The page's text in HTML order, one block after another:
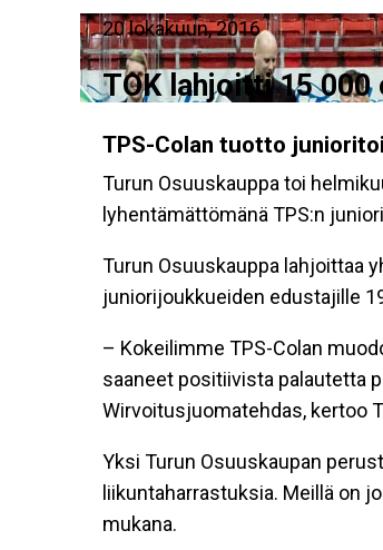
20 lokakuun, 2016
TOK lahjoitti 15 000
TPS-Colan tuotto
Turun Osuuskauppa toi
lyhentämättömänä TPS:n
Turun Osuuskauppa lahjoittaa
juniorijoukkueiden edustajille
– Kokeilimme TPS-Colan
saaneet positiivista palautetta
Wirvoitusjuomatehdas, kertoo
Yksi Turun Osuuskaupan
liikuntaharrastuksia. Meillä on
mukana.